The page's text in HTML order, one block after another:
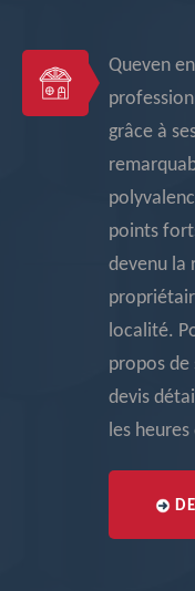
Queven
grâce à
points
devenu la
localité.
propos de
devis
les